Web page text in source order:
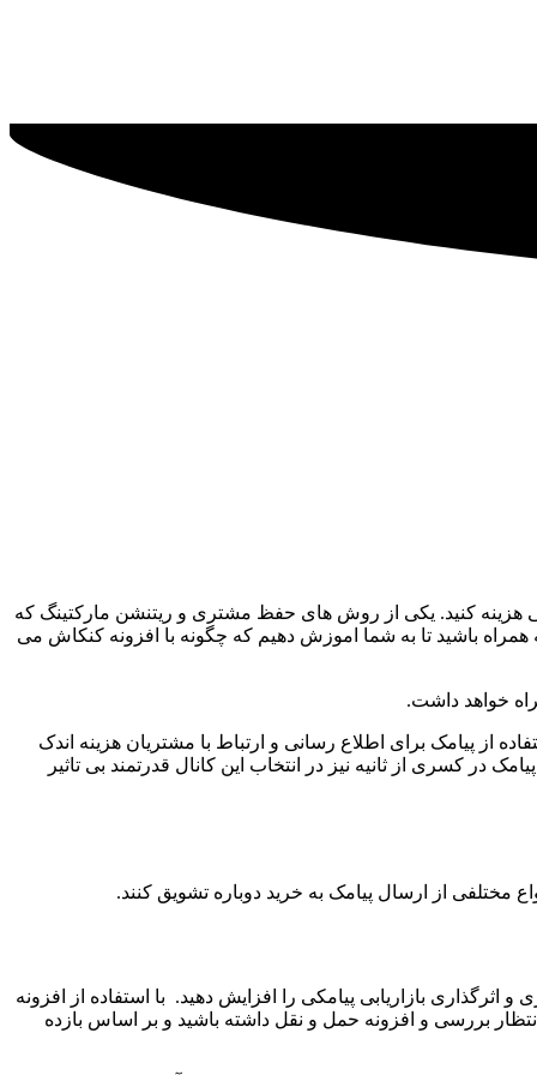
هزینه کنید. یکی از روش های حفظ مشتری و ریتنشن مارکتینگ که
باشید تا به شما اموزش دهیم که چگونه با افزونه کنکاش می
خواهد داشت.
از پیامک برای اطلاع رسانی و ارتباط با مشتریان هزینه اندک
کسری از ثانیه نیز در انتخاب این کانال قدرتمند بی تاثیر
از ارسال پیامک به خرید دوباره تشویق کنند.
بازاریابی پیامکی را افزایش دهید. با استفاده از افزونه
بررسی و افزونه حمل و نقل داشته باشید و بر اساس بازده